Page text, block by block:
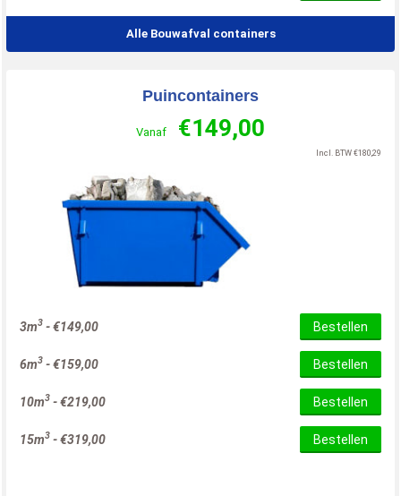
Alle Bouwafval containers
Puincontainers
Vanaf €149,00
Incl. BTW €180,29
3m3 -€149,00 Bestellen
6m3 -€159,00 Bestellen
10m3 -€219,00 Bestellen
15m3 -€319,00 Bestellen